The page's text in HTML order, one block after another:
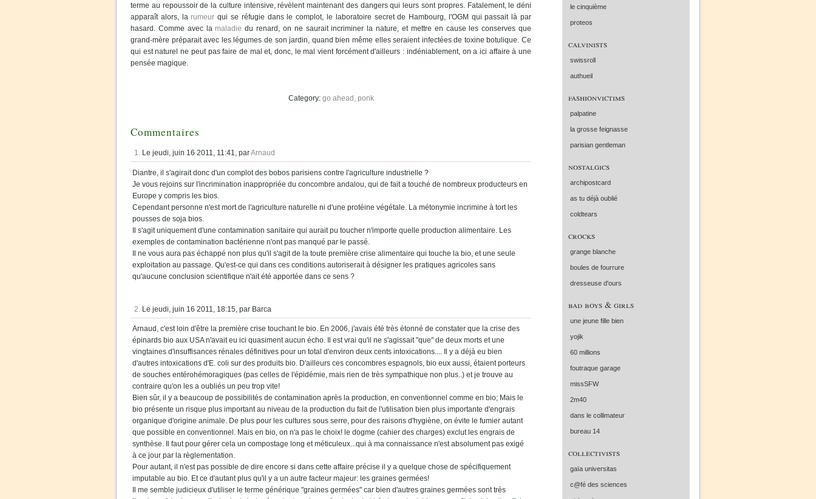
terme au repoussoir de la culture intensive, révèlent maintenant des dangers qui leurs sont propres. Fatalement, le déni
apparaît alors, larumeur qui se réfugie dans le complot, le laboratoire secret de Hambourg, l'OGM qui passait là par
hasard. Comme avec la maladie du renard, on ne saurait incriminer la nature, et mettre en cause les conserves que
grand-mère préparait avec les légumes de son jardin, quand bien même elles seraient infectées de toxine botulique. Ce
qui est naturel ne peut pas faire de mal et, donc, le mal vient forcément d'ailleurs : indéniablement, on a ici affaire à une
pensée magique.
go ahead, ponk
Commentaires
1. Le jeudi, juin 16 2011, 11:41, parArnaud
Diantre, il s'agirait donc d'un complot des bobos parisiens contre l'agriculture industrielle ?
Je vous rejoins sur l'incrimination inappropriée du concombre andalou, qui de fait a touché de nombreux producteurs en
Europe y compris les bios.
Cependant personne n'est mort de l'agriculture naturelle ni d'une protéine végétale. La métonymie incrimine à tort les
pousses de soja bios.
Il s'agit uniquement d'une contamination sanitaire qui aurait pu toucher n'importe quelle production alimentaire. Les
exemples de contamination bactérienne n'ont pas manqué par le passé.
Il ne vous aura pas échappé non plus qu'il s'agit de la toute première crise alimentaire qui touche la bio, et une seule
exploitation au passage. Qu'est-ce qui dans ces conditions autoriserait à désigner les pratiques agricoles sans
qu'aucune conclusion scientifique n'ait été apportée dans ce sens ?
2. Le jeudi, juin 16 2011, 18:15, par Barca
Arnaud, c'est loin d'être la première crise touchant le bio. En 2006, j'avais été très étonné de constater que la crise des
épinards bio aux USA n'avait eu ici quasiment aucun écho. Il est vrai qu'il ne s'agissait "que" de deux morts et une
vingtaines d'insuffisances rénales définitives pour un total d'environ deux cents intoxications.... Il y a déjà eu bien
d'autres intoxications d'E. coli sur des produits bio. D'ailleurs ces concombres espagnols, bio eux aussi, étaient porteurs
de souches entérohémoragiques (pas celles de l'épidémie, mais rien de très sympathique non plus..) et je trouve au
contraire qu'on les a oubliés un peu trop vite!
Bien sûr, il y a beaucoup de possibilités de contamination après la production, en conventionnel comme en bio; Mais le
bio présente un risque plus important au niveau de la production du fait de l'utilisation bien plus importante d'engrais
organique d'origine animale. De plus pour les cultures sous serre, pour des raisons d'hygiène, on évite le fumier autant
que possible en conventionnel. Mais en bio, on n'a pas le choix! le dogme (cahier des charges) exclut les engrais de
synthèse. Il faut pour gérer cela un compostage long et méticuleux...qui à ma connaissance n'est absolument pas exigé
à ce jour par la règlementation.
Pour autant, il n'est pas possible de dire encore si dans cette affaire précise il y a quelque chose de spécifiquement
imputable au bio. Et ce d'autant plus qu'il y a un autre facteur majeur: les graines germées!
Il me semble judicieux d'utiliser le terme générique "graines germées" car bien d'autres graines germées sont très
le cinquième
proteos
calvinists
swissroll
authueil
fashionvictims
palpatine
la grosse feignasse
parisian gentleman
nostalgics
archipostcard
as tu déjà oublié
coldtears
crocks
grange blanche
boules de fourrure
dresseuse d'ours
bad boys & girls
une jeune fille bien
yojik
60 millions
foutraque garage
missSFW
2m40
dans le collimateur
bureau 14
collectivists
gaïa universitas
c@fé des sciences